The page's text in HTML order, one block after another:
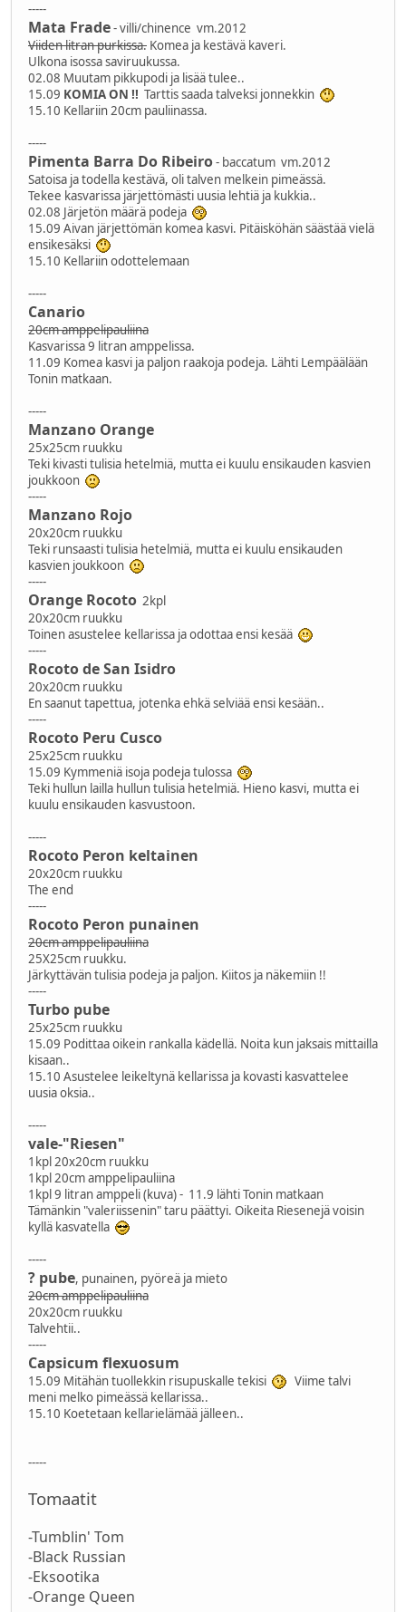
-----
Mata Frade- villi/chinence vm.2012
Viiden litran purkissa. Komea ja kestävä kaveri.
Ulkona isossa saviruukussa.
02.08 Muutam pikkupodi ja lisää tulee..
15.09 KOMIA ON !! Tarttis saada talveksi jonnekkin
15.10 Kellariin 20cm pauliinassa.
-----
Pimenta Barra Do Ribeiro- baccatum vm.2012
Satoisa ja todella kestävä, oli talven melkein pimeässä.
Tekee kasvarissa järjettömästi uusia lehtiä ja kukkia..
02.08 Järjetön määrä podeja
15.09 Aivan järjettömän komea kasvi. Pitäisköhän säästää vielä
ensikesäksi
15.10 Kellariin odottelemaan
-----
Canario
20cm amppelipauliina
Kasvarissa 9 litran amppelissa.
11.09 Komea kasvi ja paljon raakoja podeja. Lähti Lempäälään
Tonin matkaan.
-----
Manzano Orange
25x25cm ruukku
Teki kivasti tulisia hetelmiä, mutta ei kuulu ensikauden kasvien
joukkoon
-----
Manzano Rojo
20x20cm ruukku
Teki runsaasti tulisia hetelmiä, mutta ei kuulu ensikauden
kasvien joukkoon
-----
Orange Rocoto 2kpl
20x20cm ruukku
Toinen asustelee kellarissa ja odottaa ensi kesää
-----
Rocoto de San Isidro
20x20cm ruukku
En saanut tapettua, jotenka ehkä selviää ensi kesään..
-----
Rocoto Peru Cusco
25x25cm ruukku
15.09 Kymmeniä isoja podeja tulossa
Teki hullun lailla hullun tulisia hetelmiä. Hieno kasvi, mutta ei
kuulu ensikauden kasvustoon.
-----
Rocoto Peron keltainen
20x20cm ruukku
The end
-----
Rocoto Peron punainen
20cm amppelipauliina
25X25cm ruukku.
Järkyttävän tulisia podeja ja paljon. Kiitos ja näkemiin !!
-----
Turbo pube
25x25cm ruukku
15.09 Podittaa oikein rankalla kädellä. Noita kun jaksais mittailla
kisaan..
15.10 Asustelee leikeltynä kellarissa ja kovasti kasvattelee
uusia oksia..
-----
vale-"Riesen"
1kpl 20x20cm ruukku
1kpl 20cm amppelipauliina
1kpl 9 litran amppeli (kuva) - 11.9 lähti Tonin matkaan
Tämänkin "valeriissenin" taru päättyi. Oikeita Riesenejä voisin
kyllä kasvatella
-----
? pube, punainen, pyöreä ja mieto
20cm amppelipauliina
20x20cm ruukku
Talvehtii..
-----
Capsicum flexuosum
15.09 Mitähän tuollekkin risupuskalle tekisi
Viime talvi
meni melko pimeässä kellarissa..
15.10 Koetetaan kellarielämää jälleen..
-----
Tomaatit
-Tumblin' Tom
-Black Russian
-Eksootika
-Orange Queen